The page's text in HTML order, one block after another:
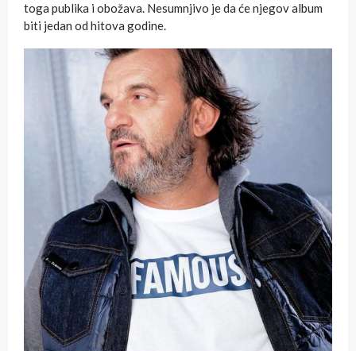
toga publika i obožava. Nesumnjivo je da će njegov album
biti jedan od hitova godine.